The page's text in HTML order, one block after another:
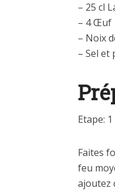
– 25 cl
– 4 Œuf
– Noix
– Sel et
Etape: 1
Faites
feu
ajoutez